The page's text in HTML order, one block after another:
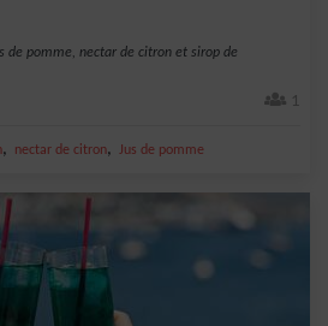
de pomme, nectar de citron et sirop de
1
, nectar de citron, Jus de pomme